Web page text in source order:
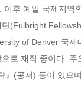
후 예일 국제지
(Fulbright
of Denver 국
로 재직 중이다.
(공저) 등이 있으